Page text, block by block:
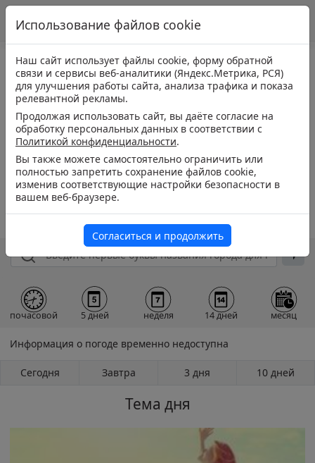
почасовой 5 дней неделя 14 дней месяц
Информация о погоде временно недоступна
Сегодня Завтра 3 дня 10 дней
Тема дня
Использование файлов cookie
Наш сайт использует файлы cookie, форму обратной
связи и сервисы веб-аналитики (Яндекс.Метрика, РСЯ)
для улучшения работы сайта, анализа трафика и показа
релевантной рекламы.
Продолжая использовать сайт, вы даёте согласие на
обработку персональных данных в соответствии с
Политикой конфиденциальности.
Вы также можете самостоятельно ограничить или
полностью запретить сохранение файлов cookie,
изменив соответствующие настройки безопасности в
вашем веб-браузере.
Согласиться и продолжить